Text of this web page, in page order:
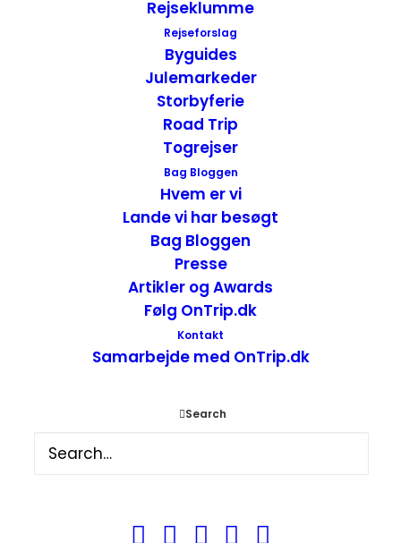
Rejseklumme
Rejseforslag
Byguides
Julemarkeder
Storbyferie
Road Trip
Togrejser
Bag Bloggen
Hvem er vi
Lande vi har besøgt
Bag Bloggen
Presse
Artikler og Awards
Følg OnTrip.dk
Kontakt
Samarbejde med OnTrip.dk
Search
Brunch på Café Jorden Rundt
denne formiddag, da vi besøgte stedet.